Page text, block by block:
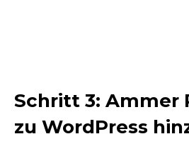
Schritt 3: Ammer
zu WordPress